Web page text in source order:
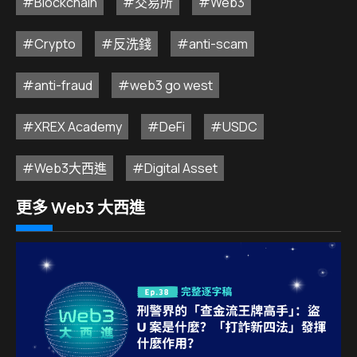
#Crypto #反洗錢 #anti-scam
#anti-fraud #web3 go west
#XREX Academy #DeFi #USDC
#Web3大西進 #Digital Asset
更多 Web3 大西進